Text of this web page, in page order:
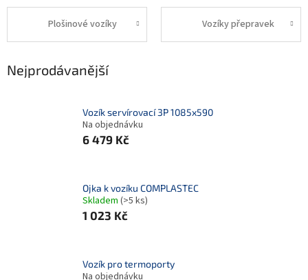
Plošinové vozíky Vozíky přepravek
Nejprodávanější
Vozík servírovací 3P 1085x590
Na objednávku
6 479 Kč
Ojka k vozíku COMPLASTEC
Skladem (>5 ks)
1 023 Kč
Vozík pro termoporty
Na objednávku